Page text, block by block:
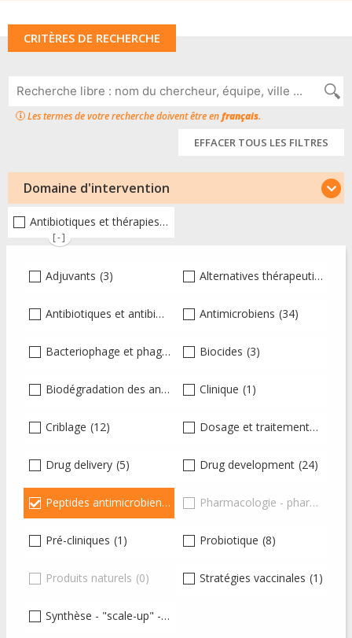
CRITÈRES DE RECHERCHE
Les termes de votre recherche doivent être enfrançais.
EFFACER TOUS LES FILTRES
Domaine d'intervention
Antibiotiques et thérapies alternatives
[-]
Adjuvants (3) Alternatives thérapeutiques
Antibiotiques et antibiothérapie (15)
Antimicrobiens (34)
Bacteriophage et phagothérapie (6)
Biocides (3)
Biodégradation des antibiotiques (1)
Clinique (1)
Criblage (12) Dosage et traitement (1)
Drug delivery (5) Drug development (24)
Peptides antimicrobiens (58) Pharmacologie - pharmacocinétique-pharmacodynamique - toxicologie
Pré-cliniques (1) Probiotique (8)
Produits naturels (0) Stratégies vaccinales (1)
Synthèse - "scale-up" - production